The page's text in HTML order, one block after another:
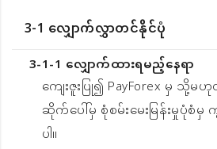
3-1 လျှောက်လွှာတင်နိုင်ပုံ
3-1-1 လျှောက်ထားရမည့်နေရာ
ကျေးဇူးပြု၍ PayForex မှ
ဆိုက်ပေါ်မှ စုံစမ်းမေးမြန်းမှု
ပါ။